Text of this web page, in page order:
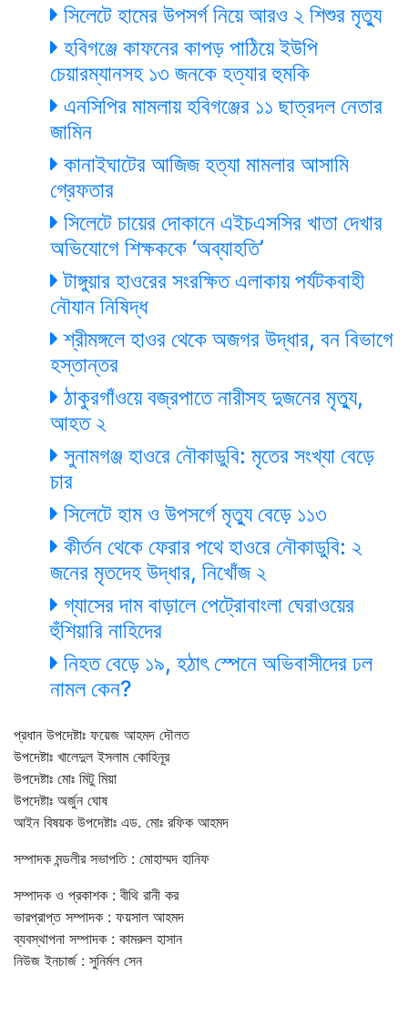
সিলেটে হামের উপসর্গ নিয়ে আরও ২ শিশুর মৃত্যু
হবিগঞ্জে কাফনের কাপড় পাঠিয়ে ইউপি
চেয়ারম্যানসহ ১৩ জনকে হত্যার হুমকি
এনসিপির মামলায় হবিগঞ্জের ১১ ছাত্রদল নেতার
জামিন
কানাইঘাটের আজিজ হত্যা মামলার আসামি
গ্রেফতার
সিলেটে চায়ের দোকানে এইচএসসির খাতা দেখার
অভিযোগে শিক্ষককে ‘অব্যাহতি’
টাঙ্গুয়ার হাওরের সংরক্ষিত এলাকায় পর্যটকবাহী
নৌযান নিষিদ্ধ
শ্রীমঙ্গলে হাওর থেকে অজগর উদ্ধার, বন বিভাগে
হস্তান্তর
ঠাকুরগাঁওয়ে বজ্রপাতে নারীসহ দুজনের মৃত্যু,
আহত ২
সুনামগঞ্জ হাওরে নৌকাডুবি: মৃতের সংখ্যা বেড়ে
চার
সিলেটে হাম ও উপসর্গে মৃত্যু বেড়ে ১১৩
কীর্তন থেকে ফেরার পথে হাওরে নৌকাডুবি: ২
জনের মৃতদেহ উদ্ধার, নিখোঁজ ২
গ্যাসের দাম বাড়ালে পেট্রোবাংলা ঘেরাওয়ের
হুঁশিয়ারি নাহিদের
নিহত বেড়ে ১৯, হঠাৎ স্পেনে অভিবাসীদের ঢল
নামল কেন?
প্রধান উপদেষ্টাঃ ফয়েজ আহমদ দৌলত
উপদেষ্টাঃ খালেদুল ইসলাম কোহিনূর
উপদেষ্টাঃ মোঃ মিটু মিয়া
উপদেষ্টাঃ অর্জুন ঘোষ
আইন বিষয়ক উপদেষ্টাঃ এড. মোঃ রফিক আহমদ
সম্পাদক মন্ডলীর সভাপতি : মোহাম্মদ হানিফ
সম্পাদক ও প্রকাশক : বীথি রানী কর
ভারপ্রাপ্ত সম্পাদক : ফয়সাল আহমদ
ব্যবস্থাপনা সম্পাদক : কামরুল হাসান
নিউজ ইনচার্জ : সুনির্মল সেন